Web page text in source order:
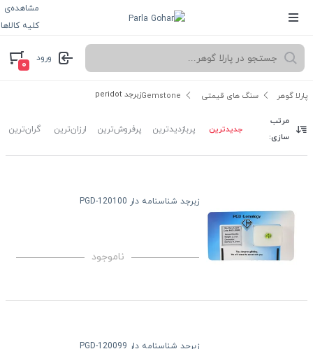
مشاهده‌ی
کلیه کالاها
ورود
۰
پارلا گوهر سنگ های قیمتی Gemstone زبرجد peridot
مرتب
سازی:
جدیدترین پربازدیدترین پرفروش‌ترین ارزان‌ترین گران‌ترین
زبرجد شناسنامه دار PGD-120100
ناموجود
زبرجد شناسنامه دار PGD-120099